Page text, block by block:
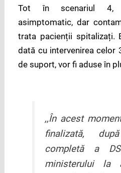
Tot în scenariul 4,
asimptomatic, dar
trata pacienții
dată cu intervenirea celor
de suport, vor fi aduse în
,,În acest
finalizată,
completă a
ministerului la